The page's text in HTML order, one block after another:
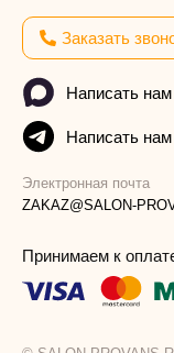
Заказать
Написать
Написать
Электронная почта
ZAKAZ@SALON-
Принимаем к